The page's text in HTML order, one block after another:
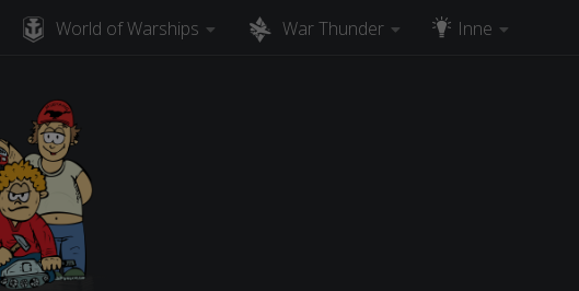
World of Warships War Thunder Inne